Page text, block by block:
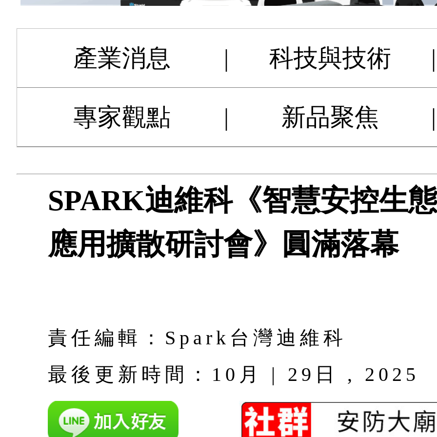
產業消息 | 科技與技術 |
專家觀點 | 新品聚焦 |
SPARK迪維科《智慧安控生
應用擴散研討會》圓滿落幕
責任編輯：Spark台灣迪維科
最後更新時間：10月 | 29日 , 2025